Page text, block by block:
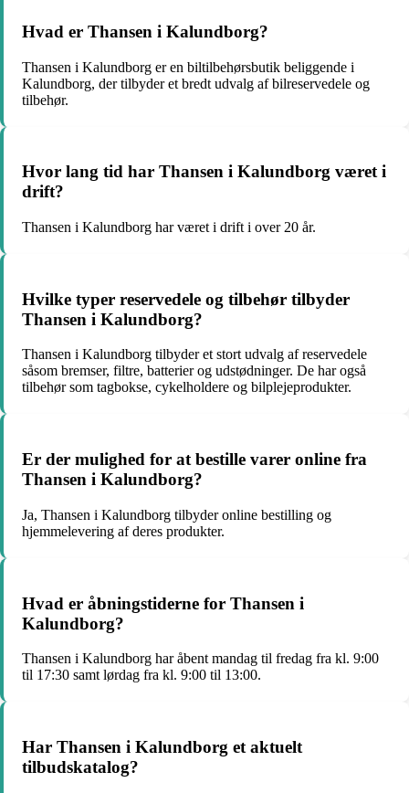
Hvad er Thansen i Kalundborg?
Thansen i Kalundborg er en biltilbehørsbutik beliggende i
Kalundborg, der tilbyder et bredt udvalg af bilreservedele og
tilbehør.
Hvor lang tid har Thansen i Kalundborg været i
drift?
Thansen i Kalundborg har været i drift i over 20 år.
Hvilke typer reservedele og tilbehør tilbyder
Thansen i Kalundborg?
Thansen i Kalundborg tilbyder et stort udvalg af reservedele
såsom bremser, filtre, batterier og udstødninger. De har også
tilbehør som tagbokse, cykelholdere og bilplejeprodukter.
Er der mulighed for at bestille varer online fra
Thansen i Kalundborg?
Ja, Thansen i Kalundborg tilbyder online bestilling og
hjemmelevering af deres produkter.
Hvad er åbningstiderne for Thansen i
Kalundborg?
Thansen i Kalundborg har åbent mandag til fredag fra kl. 9:00
til 17:30 samt lørdag fra kl. 9:00 til 13:00.
Har Thansen i Kalundborg et aktuelt
tilbudskatalog?